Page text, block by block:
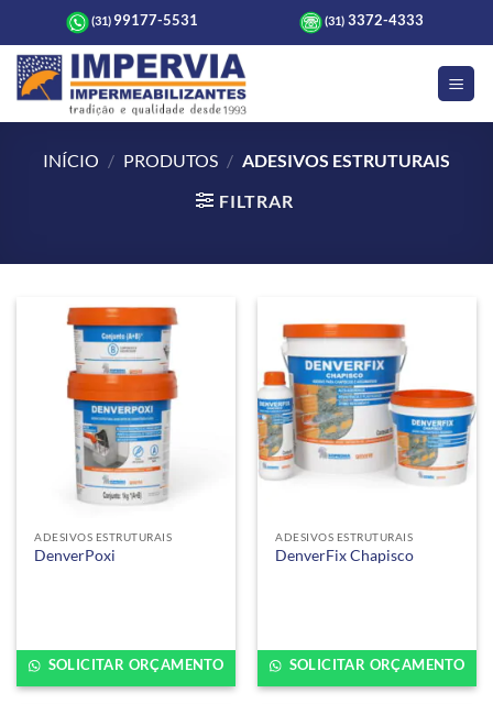
to
content
(31) 99177-5531 (31) 3372-4333
INÍCIO / PRODUTOS / ADESIVOS ESTRUTURAIS
FILTRAR
ADESIVOS ESTRUTURAIS
DenverPoxi
SOLICITAR ORÇAMENTO
ADESIVOS ESTRUTURAIS
DenverFix Chapisco
SOLICITAR ORÇAMENTO